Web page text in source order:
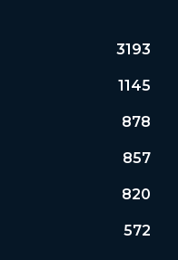
3193
1145
878
857
820
572